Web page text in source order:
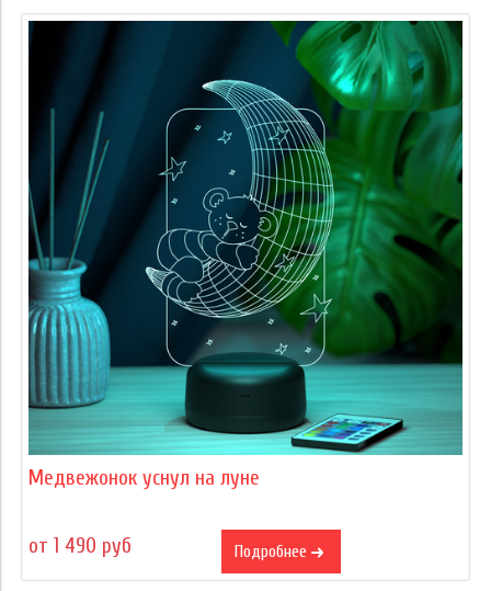
Медвежонок уснул на луне
от 1 490 руб Подробнее